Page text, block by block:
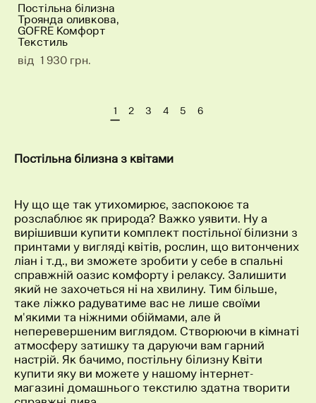
Постільна білизна
Троянда оливкова,
GOFRE Комфорт
Текстиль
від 1 930 грн.
1 2 3 4 5 6
Постільна білизна з квітами
Ну що ще так утихомирює, заспокоює та
розслаблює як природа? Важко уявити. Ну а
вирішивши купити комплект постільної білизни з
принтами у вигляді квітів, рослин, що витончених
ліан і т.д., ви зможете зробити у себе в спальні
справжній оазис комфорту і релаксу. Залишити
який не захочеться ні на хвилину. Тим більше,
таке ліжко радуватиме вас не лише своїми
м'якими та ніжними обіймами, але й
неперевершеним виглядом. Створюючи в кімнаті
атмосферу затишку та даруючи вам гарний
настрій. Як бачимо, постільну білизну Квіти
купити яку ви можете у нашому інтернет-
магазині домашнього текстилю здатна творити